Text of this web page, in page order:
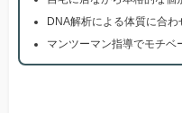
DNA解析による体質に合
マンツーマン指導でモチベ